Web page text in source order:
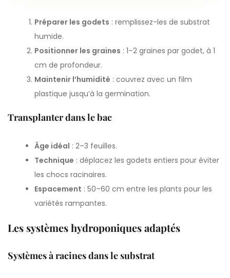
Préparer les godets : remplissez-les de substrat
humide.
Positionner les graines : 1–2 graines par godet, à 1
cm de profondeur.
Maintenir l’humidité : couvrez avec un film
plastique jusqu’à la germination.
Transplanter dans le bac
Âge idéal : 2–3 feuilles.
Technique : déplacez les godets entiers pour éviter
les chocs racinaires.
Espacement : 50–60 cm entre les plants pour les
variétés rampantes.
Les systèmes hydroponiques adaptés
Systèmes à racines dans le substrat